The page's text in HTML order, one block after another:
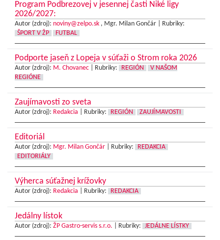
Program Podbrezovej v jesennej časti Niké ligy
2026/2027:
Autor (zdroj): noviny@zelpo.sk , Mgr. Milan Gončár |
Rubriky:
ŠPORT V ŽP
FUTBAL
Podporte jaseň z Lopeja v súťaži o Strom roka 2026
Autor (zdroj): M. Chovanec Rubriky: REGIÓN
V NAŠOM
REGIÓNE
Zaujímavosti zo sveta
Autor (zdroj): Redakcia Rubriky: REGIÓN ZAUJÍMAVOSTI
Editoriál
Autor (zdroj): Mgr. Milan Gončár Rubriky:
REDAKCIA
EDITORIÁLY
Výherca súťažnej krížovky
Autor (zdroj): Redakcia Rubriky: REDAKCIA
Jedálny lístok
Autor (zdroj): ŽP Gastro-servis s.r.o. Rubriky: JEDÁLNE LÍSTKY